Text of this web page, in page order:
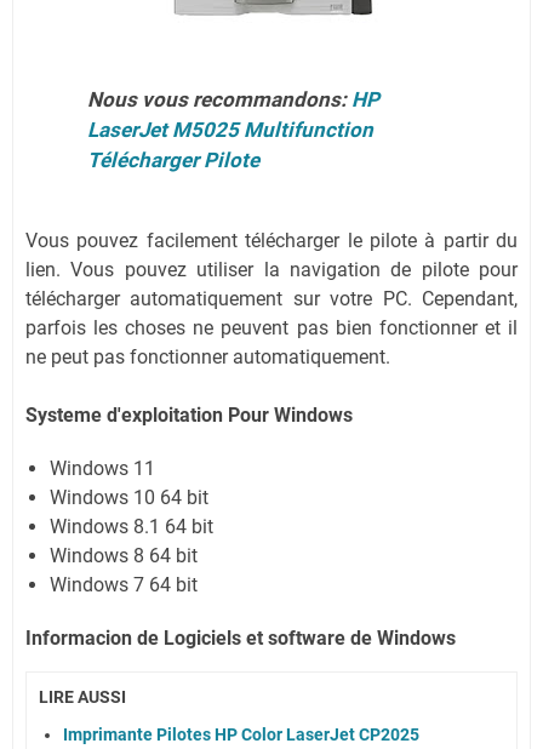
Nous vous recommandons: HP
LaserJet M5025 Multifunction
Télécharger Pilote
Vous pouvez facilement télécharger le pilote à partir du
lien. Vous pouvez utiliser la navigation de pilote pour
télécharger automatiquement sur votre PC. Cependant,
parfois les choses ne peuvent pas bien fonctionner et il
ne peut pas fonctionner automatiquement.
Systeme d'exploitation Pour Windows
Windows 11
Windows 10 64 bit
Windows 8.1 64 bit
Windows 8 64 bit
Windows 7 64 bit
Informacion de Logiciels et software de Windows
LIRE AUSSI
Imprimante Pilotes HP Color LaserJet CP2025